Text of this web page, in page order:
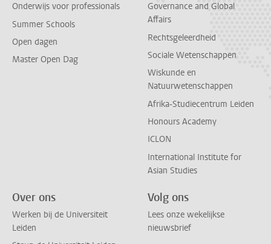
Onderwijs voor professionals
Summer Schools
Open dagen
Master Open Dag
Governance and Global
Affairs
Rechtsgeleerdheid
Sociale Wetenschappen
Wiskunde en
Natuurwetenschappen
Afrika-Studiecentrum Leiden
Honours Academy
ICLON
International Institute for
Asian Studies
Over ons
Werken bij de Universiteit
Leiden
Volg ons
Lees onze wekelijkse
nieuwsbrief